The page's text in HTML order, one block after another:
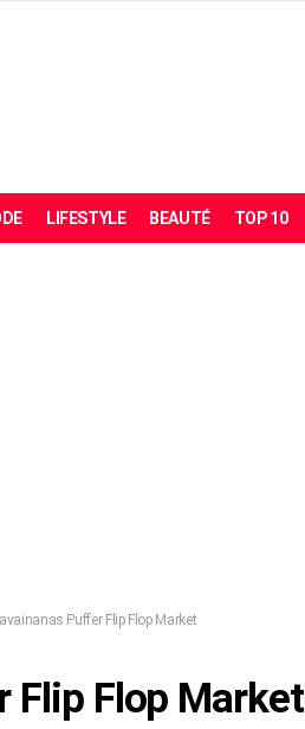
LIFESTYLE BEAUTÉ TOP 10
Puffer Flip Flop Market
Flip Flop Market